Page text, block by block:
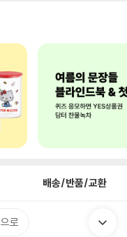
배송/반품/교환
로